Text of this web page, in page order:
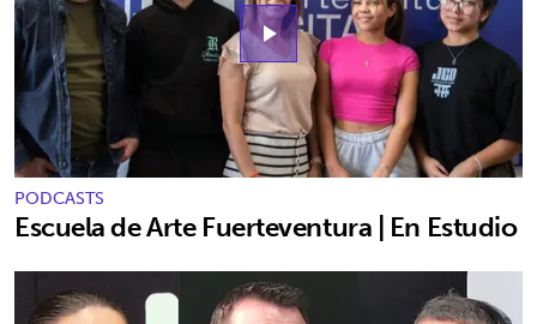
play_arrow
PODCASTS
Escuela de Arte Fuerteventura | En Estudio